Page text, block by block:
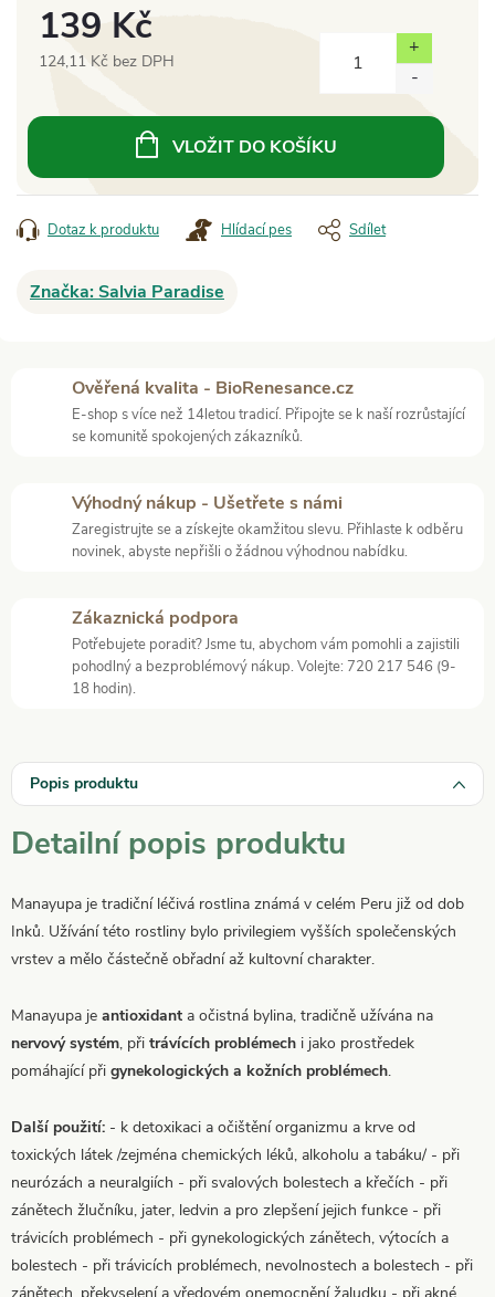
139 Kč
124,11 Kč bez DPH
cena:
VLOŽIT DO KOŠÍKU
Dotaz k produktu Hlídací pes Sdílet
Značka:Salvia Paradise
Ověřená kvalita - BioRenesance.cz
E-shop s více než 14letou tradicí. Připojte se k naší rozrůstající
se komunitě spokojených zákazníků.
Výhodný nákup - Ušetřete s námi
Zaregistrujte se a získejte okamžitou slevu. Přihlaste k odběru
novinek, abyste nepřišli o žádnou výhodnou nabídku.
Zákaznická podpora
Potřebujete poradit? Jsme tu, abychom vám pomohli a zajistili
pohodlný a bezproblémový nákup. Volejte: 720 217 546 (9-
18 hodin).
Popis produktu
Detailní popis produktu
Manayupa je tradiční léčivá rostlina známá v celém Peru již od dob
Inků. Užívání této rostliny bylo privilegiem vyšších společenských
vrstev a mělo částečně obřadní až kultovní charakter.
Manayupa je antioxidant a očistná bylina, tradičně užívána na
nervový systém, při trávících problémech i jako prostředek
pomáhající při gynekologických a kožních problémech.
Další použití: - k detoxikaci a očištění organizmu a krve od
toxických látek /zejména chemických léků, alkoholu a tabáku/ - při
neurózách a neuralgiích - při svalových bolestech a křečích - při
zánětech žlučníku, jater, ledvin a pro zlepšení jejich funkce - při
trávicích problémech - při gynekologických zánětech, výtocích a
bolestech - při trávicích problémech, nevolnostech a bolestech - při
zánětech, překyselení a vředovém onemocnění žaludku - při akné,